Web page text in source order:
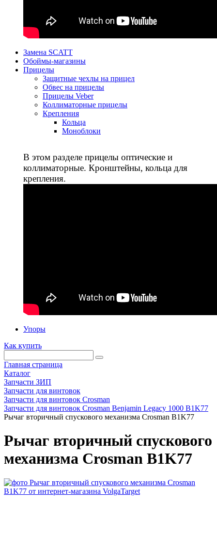
Замена SCATT
Обоймы-магазины
Прицелы
Защитные чехлы на прицел
Обвес на прицелы
Прицелы Veber
Коллиматорные прицелы
Крепления
Кольца
Моноблоки
В этом разделе прицелы оптические и
коллиматорные. Кронштейны, кольца для
крепления.
Упоры
Как купить
Главная страница
Каталог
Запчасти ЗИП
Запчасти для винтовок
Запчасти для винтовок Crosman
Запчасти для винтовок Crosman Benjamin Legacy 1000 B1K77
Рычаг вторичный спускового механизма Crosman B1K77
Рычаг вторичный спускового
механизма Crosman B1K77